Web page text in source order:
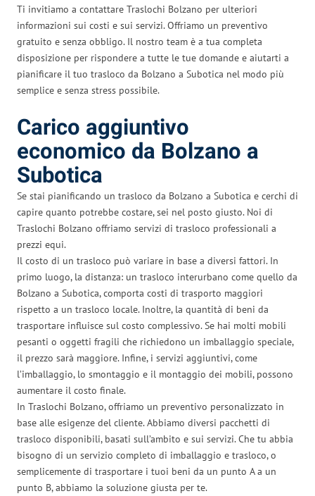
Ti invitiamo a contattare Traslochi Bolzano per ulteriori
informazioni sui costi e sui servizi. Offriamo un preventivo
gratuito e senza obbligo. Il nostro team è a tua completa
disposizione per rispondere a tutte le tue domande e aiutarti a
pianificare il tuo trasloco da Bolzano a Subotica nel modo più
semplice e senza stress possibile.
Carico aggiuntivo
economico da Bolzano a
Subotica
Se stai pianificando un trasloco da Bolzano a Subotica e cerchi di
capire quanto potrebbe costare, sei nel posto giusto. Noi di
Traslochi Bolzano offriamo servizi di trasloco professionali a
prezzi equi.
Il costo di un trasloco può variare in base a diversi fattori. In
primo luogo, la distanza: un trasloco interurbano come quello da
Bolzano a Subotica, comporta costi di trasporto maggiori
rispetto a un trasloco locale. Inoltre, la quantità di beni da
trasportare influisce sul costo complessivo. Se hai molti mobili
pesanti o oggetti fragili che richiedono un imballaggio speciale,
il prezzo sarà maggiore. Infine, i servizi aggiuntivi, come
l’imballaggio, lo smontaggio e il montaggio dei mobili, possono
aumentare il costo finale.
In Traslochi Bolzano, offriamo un preventivo personalizzato in
base alle esigenze del cliente. Abbiamo diversi pacchetti di
trasloco disponibili, basati sull’ambito e sui servizi. Che tu abbia
bisogno di un servizio completo di imballaggio e trasloco, o
semplicemente di trasportare i tuoi beni da un punto A a un
punto B, abbiamo la soluzione giusta per te.